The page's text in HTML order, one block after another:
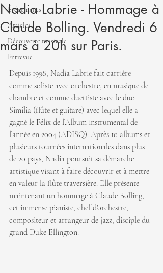
Événements
Articles
Découverte musicale
Entrevue
Nadia Labrie - Hommage à
Claude Bolling. Vendredi 6
mars à 20h sur Paris.
Depuis 1998, Nadia Labrie fait carrière
comme soliste avec orchestre, en musique de
chambre et comme duettiste avec le duo
Similia (flûte et guitare) avec lequel elle a
gagné le Félix de l’Album instrumental de
l’année en 2004 (ADISQ). Après 10 albums et
plusieurs tournées internationales dans plus
de 20 pays, Nadia poursuit sa démarche
artistique visant à faire découvrir et à mettre
en valeur la flûte traversière. Elle présente
maintenant un hommage à Claude Bolling,
cet immense pianiste, chef d'orchestre,
compositeur et arrangeur de jazz, disciple du
grand Duke Ellington.